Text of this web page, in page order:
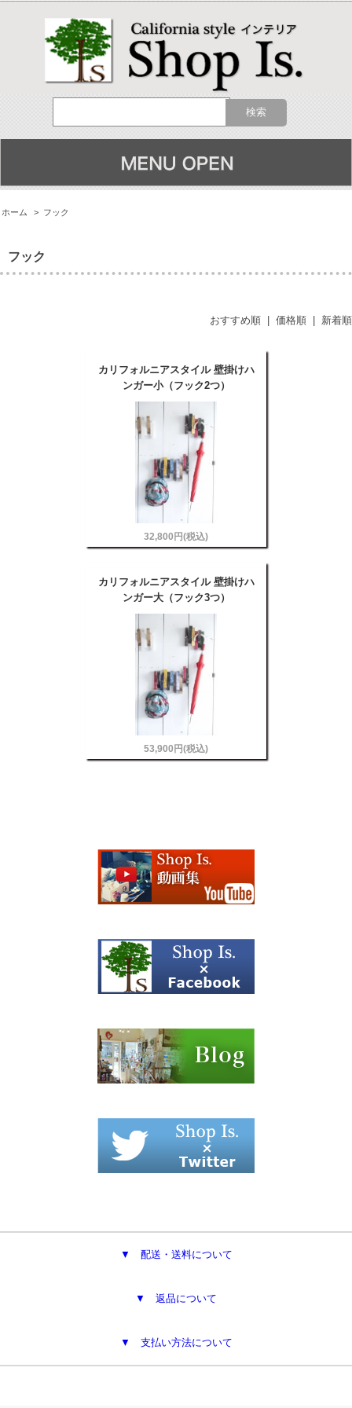
ホーム > フック
フック
おすすめ順 価格順 新着順
カリフォルニアスタイル 壁掛けハ
ンガー小（フック2つ）
32,800円(税込)
カリフォルニアスタイル 壁掛けハ
ンガー大（フック3つ）
53,900円(税込)
▼ 配送・送料について
▼ 返品について
▼ 支払い方法について